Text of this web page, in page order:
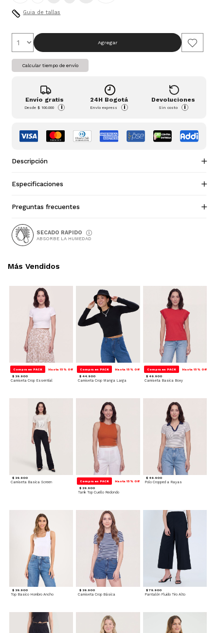
Guia de tallas
Agregar
Calcular tiempo de envío
Envío gratis
Desde$ 100.000 i
24H Bogotá
Envío express i
Devoluciones
Sin costo i
Descripción
Especificaciones
Preguntas frecuentes
SECADO RAPIDO
ABSORBE LA HUMEDAD
Compra en PACK Hasta 15% Off
$ 39.900
Camiseta Crop Essential
Compra en PACK Hasta 15% Off
$ 44.900
Camiseta Crop Manga Larga
Compra en PACK Hasta 15% Off
$ 49.900
Camiseta Basica Boxy
$ 39.900
Camiseta Basica Screen Compra en PACK Hasta 15% Off
$ 29.900
Tank Top Cuello Redondo
$ 49.900
Polo Cropped a Rayas
$ 39.900
Top Basico Hombro Ancho
$ 39.900
Camiseta Crop Básica
$ 79.900
Pantalón Fluido Tiro Alto
Más Vendidos